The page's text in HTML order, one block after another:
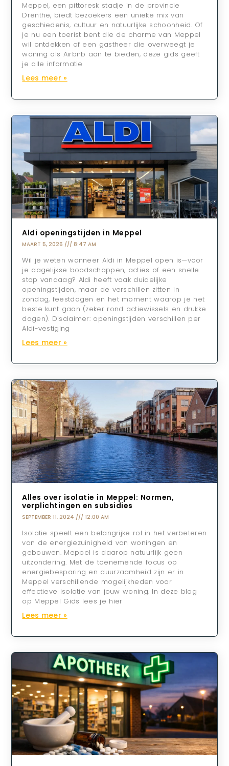
Meppel, een pittoresk stadje in de provincie
Drenthe, biedt bezoekers een unieke mix van
geschiedenis, cultuur en natuurlijke schoonheid. Of
je nu een toerist bent die de charme van Meppel
wil ontdekken of een gastheer die overweegt je
woning als Airbnb aan te bieden, deze gids geeft
je alle informatie
Lees meer »
Aldi openingstijden in Meppel
MAART 5, 2026 8:47 AM
Wil je weten wanneer Aldi in Meppel open is—voor
je dagelijkse boodschappen, acties of een snelle
stop vandaag? Aldi heeft vaak duidelijke
openingstijden, maar de verschillen zitten in
zondag, feestdagen en het moment waarop je het
beste kunt gaan (zeker rond actiewissels en drukke
dagen). Disclaimer: openingstijden verschillen per
Aldi-vestiging
Lees meer »
Alles over isolatie in Meppel: Normen,
verplichtingen en subsidies
SEPTEMBER 11, 2024 12:00 AM
Isolatie speelt een belangrijke rol in het verbeteren
van de energiezuinigheid van woningen en
gebouwen. Meppel is daarop natuurlijk geen
uitzondering. Met de toenemende focus op
energiebesparing en duurzaamheid zijn er in
Meppel verschillende mogelijkheden voor
effectieve isolatie van jouw woning. In deze blog
op Meppel Gids lees je hier
Lees meer »